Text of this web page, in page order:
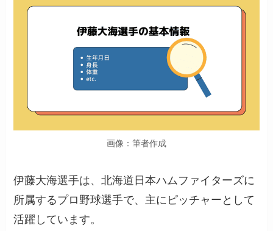
画像：筆者作成
伊藤大海選手は、北海道日本ハムファイターズに
所属するプロ野球選手で、主にピッチャーとして
活躍しています。